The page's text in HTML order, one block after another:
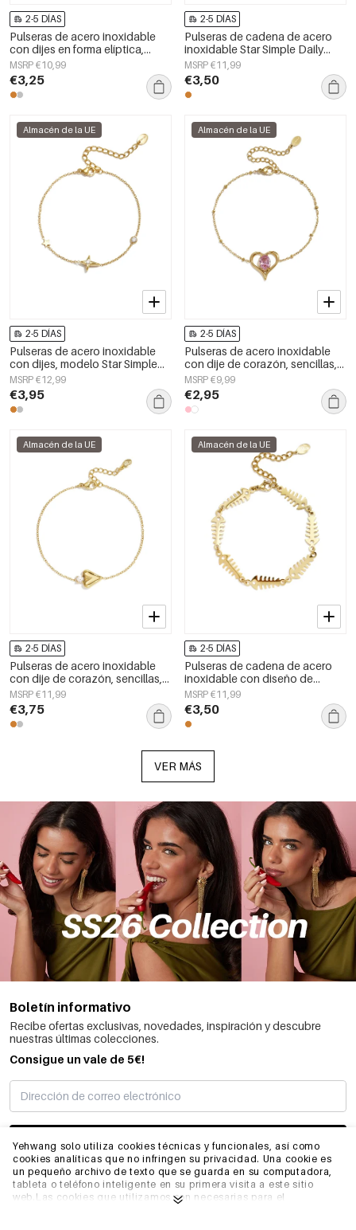
Yehwang solo utiliza cookies técnicas y funcionales, así como
cookies analíticas que no infringen su privacidad. Una cookie es
un pequeño archivo de texto que se guarda en su computadora,
tableta o teléfono inteligente en su primera visita a este sitio
web.Las cookies que utilizamos son necesarias para el
2-5 DÍAS
Pulseras de acero inoxidable
con dijes en forma elíptica,
sencillas para uso diario, de la
serie Simple. Joyería para mujer.
MSRP €10,99
€3,25
2-5 DÍAS
Pulseras de cadena de acero
inoxidable Star Simple Daily
Simple Series Joyería para mujer
MSRP €11,99
€3,50
Almacén de la UE
2-5 DÍAS
Pulseras de acero inoxidable
con dijes, modelo Star Simple
Daily Simple Series, joyería para
mujer
MSRP €12,99
€3,95
Almacén de la UE
2-5 DÍAS
Pulseras de acero inoxidable
con dije de corazón, sencillas,
de la serie Daily Simple, joyería
para mujer
MSRP €9,99
€2,95
Almacén de la UE
2-5 DÍAS
Pulseras de acero inoxidable
con dije de corazón, sencillas,
de la serie Daily Simple, joyería
para mujer
MSRP €11,99
€3,75
Almacén de la UE
2-5 DÍAS
Pulseras de cadena de acero
inoxidable con diseño de
peces, estilo sencillo y de uso
diario. Joyería para mujer.
MSRP €11,99
€3,50
VER MÁS
Boletín informativo
Recibe ofertas exclusivas, novedades, inspiración y descubre
nuestras últimas colecciones.
Consigue un vale de 5€!
SUSCRIBIRME
INFORMACIÓN